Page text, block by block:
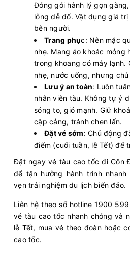
Đóng gói hành lý gọn
lỏng dễ đổ. Vật dụng giá
bên người.
Trang phục: Nên mặc
nhẹ. Mang áo khoác mỏng
trong khoang có máy lạnh.
nhẹ, nước uống, nhưng
Lưu ý an toàn: Luôn
nhân viên tàu. Không tự ý
sóng to, gió mạnh. Giữ
cập cảng, tránh chen lấn.
Đặt vé sớm: Chủ động
điểm (cuối tuần, lễ Tết) để
Đặt ngay vé tàu cao tốc đi Côn
để tận hưởng hành trình
vẹn trải nghiệm du lịch biển đảo.
Liên hệ theo số hotline 1900
vé tàu cao tốc nhanh chóng và
lễ Tết, mua vé theo đoàn hoặc
cao tốc.